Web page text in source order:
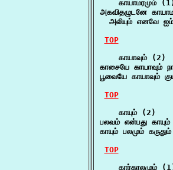
காயாமரமும்
அகவிதழுடனே
அலியும் எனவே
TOP
    காயாவும் (2)
காசையே காயாவும்
பூவையே காயாவும்
TOP
    காயும் (2)
பலவம் என்பது
காயும் பலமும்
TOP
கார்காலமும்